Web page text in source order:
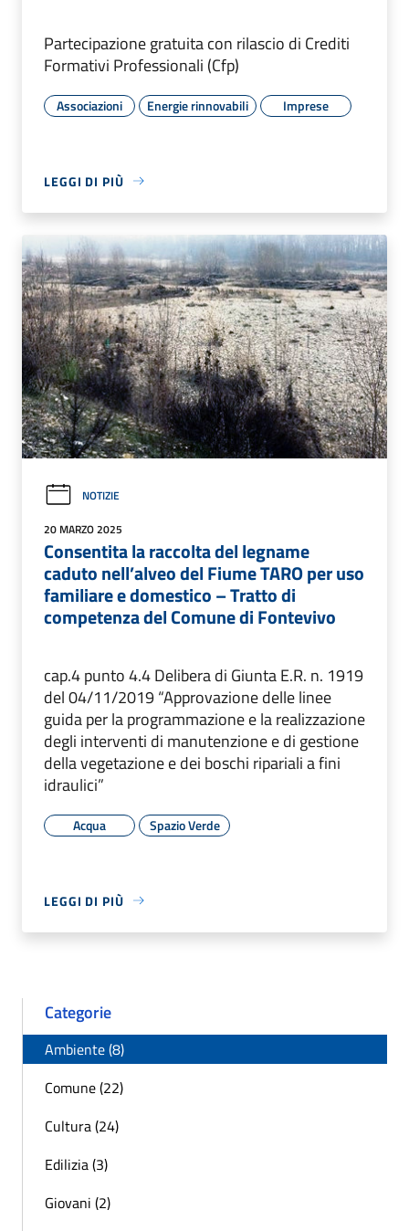
Partecipazione gratuita con rilascio di Crediti
Formativi Professionali (Cfp)
Associazioni Energie rinnovabili Imprese
LEGGI DI PIÙ
NOTIZIE
20 MARZO 2025
Consentita la raccolta del legname
caduto nell’alveo del Fiume TARO per uso
familiare e domestico – Tratto di
competenza del Comune di Fontevivo
cap.4 punto 4.4 Delibera di Giunta E.R. n. 1919
del 04/11/2019 “Approvazione delle linee
guida per la programmazione e la realizzazione
degli interventi di manutenzione e di gestione
della vegetazione e dei boschi ripariali a fini
idraulici”
Acqua Spazio Verde
LEGGI DI PIÙ
Categorie
Ambiente (8)
Comune (22)
Cultura (24)
Edilizia (3)
Giovani (2)